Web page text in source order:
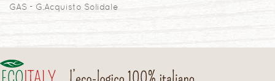
GAS - G.Acquisto Solidale